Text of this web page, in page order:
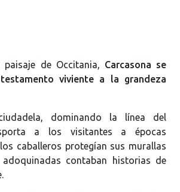
de Occitania, Carcasona se
viviente a la grandeza
dominando la línea del
a los visitantes a épocas
caballeros protegían sus murallas
contaban historias de